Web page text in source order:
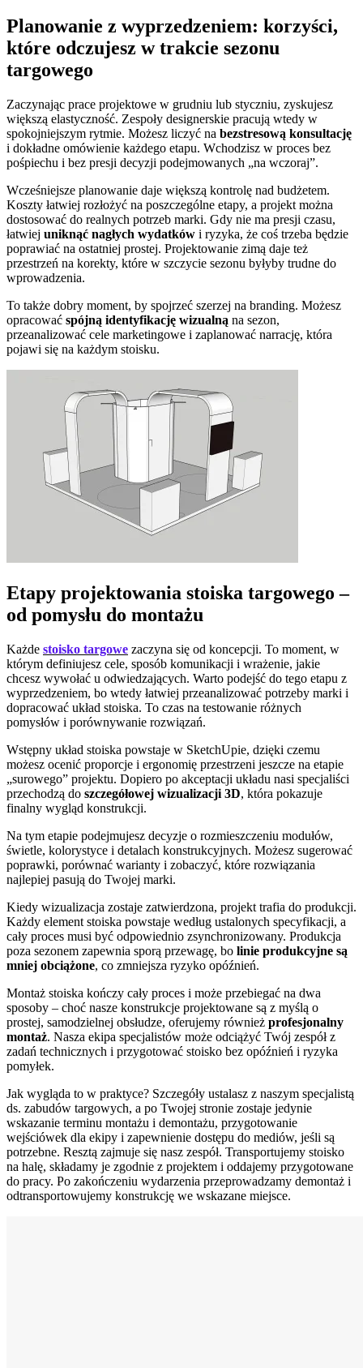
Planowanie z wyprzedzeniem: korzyści,
które odczujesz w trakcie sezonu
targowego
Zaczynając prace projektowe w grudniu lub styczniu, zyskujesz
większą elastyczność. Zespoły designerskie pracują wtedy w
spokojniejszym rytmie. Możesz liczyć na bezstresową konsultację
i dokładne omówienie każdego etapu. Wchodzisz w proces bez
pośpiechu i bez presji decyzji podejmowanych „na wczoraj”.
Wcześniejsze planowanie daje większą kontrolę nad budżetem.
Koszty łatwiej rozłożyć na poszczególne etapy, a projekt można
dostosować do realnych potrzeb marki. Gdy nie ma presji czasu,
łatwiej uniknąć nagłych wydatków i ryzyka, że coś trzeba będzie
poprawiać na ostatniej prostej. Projektowanie zimą daje też
przestrzeń na korekty, które w szczycie sezonu byłyby trudne do
wprowadzenia.
To także dobry moment, by spojrzeć szerzej na branding. Możesz
opracować spójną identyfikację wizualną na sezon,
przeanalizować cele marketingowe i zaplanować narrację, która
pojawi się na każdym stoisku.
Etapy projektowania stoiska targowego –
od pomysłu do montażu
Każde stoisko targowe zaczyna się od koncepcji. To moment, w
którym definiujesz cele, sposób komunikacji i wrażenie, jakie
chcesz wywołać u odwiedzających. Warto podejść do tego etapu z
wyprzedzeniem, bo wtedy łatwiej przeanalizować potrzeby marki i
dopracować układ stoiska. To czas na testowanie różnych
pomysłów i porównywanie rozwiązań.
Wstępny układ stoiska powstaje w SketchUpie, dzięki czemu
możesz ocenić proporcje i ergonomię przestrzeni jeszcze na etapie
„surowego” projektu. Dopiero po akceptacji układu nasi specjaliści
przechodzą do szczegółowej wizualizacji 3D, która pokazuje
finalny wygląd konstrukcji.
Na tym etapie podejmujesz decyzje o rozmieszczeniu modułów,
świetle, kolorystyce i detalach konstrukcyjnych. Możesz sugerować
poprawki, porównać warianty i zobaczyć, które rozwiązania
najlepiej pasują do Twojej marki.
Kiedy wizualizacja zostaje zatwierdzona, projekt trafia do produkcji.
Każdy element stoiska powstaje według ustalonych specyfikacji, a
cały proces musi być odpowiednio zsynchronizowany. Produkcja
poza sezonem zapewnia sporą przewagę, bo linie produkcyjne są
mniej obciążone, co zmniejsza ryzyko opóźnień.
Montaż stoiska kończy cały proces i może przebiegać na dwa
sposoby – choć nasze konstrukcje projektowane są z myślą o
prostej, samodzielnej obsłudze, oferujemy również profesjonalny
montaż. Nasza ekipa specjalistów może odciążyć Twój zespół z
zadań technicznych i przygotować stoisko bez opóźnień i ryzyka
pomyłek.
Jak wygląda to w praktyce? Szczegóły ustalasz z naszym specjalistą
ds. zabudów targowych, a po Twojej stronie zostaje jedynie
wskazanie terminu montażu i demontażu, przygotowanie
wejściówek dla ekipy i zapewnienie dostępu do mediów, jeśli są
potrzebne. Resztą zajmuje się nasz zespół. Transportujemy stoisko
na halę, składamy je zgodnie z projektem i oddajemy przygotowane
do pracy. Po zakończeniu wydarzenia przeprowadzamy demontaż i
odtransportowujemy konstrukcję we wskazane miejsce.